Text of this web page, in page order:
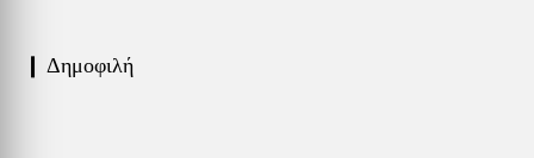
❙ Δημοφιλή